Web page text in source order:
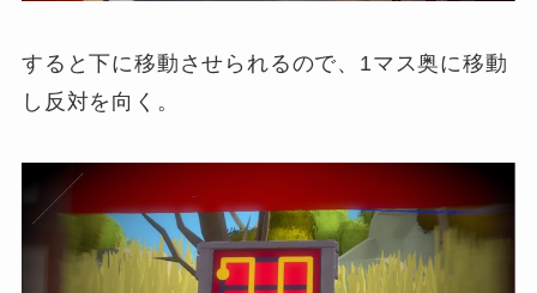
すると下に移動させられるので、1マス奥に移動
し反対を向く。